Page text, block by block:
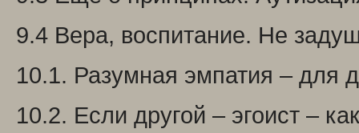
9.4 Вера, воспитание. Не
10.1. Разумная эмпатия – для
10.2. Если другой – эгоист –